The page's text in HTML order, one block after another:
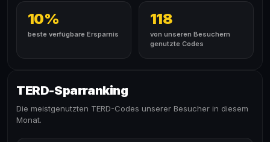
10%
beste verfügbare Ersparnis
118
von unseren Besuchern
genutzte Codes
TERD-Sparranking
Die meistgenutzten TERD-Codes unserer Besucher in diesem
Monat.